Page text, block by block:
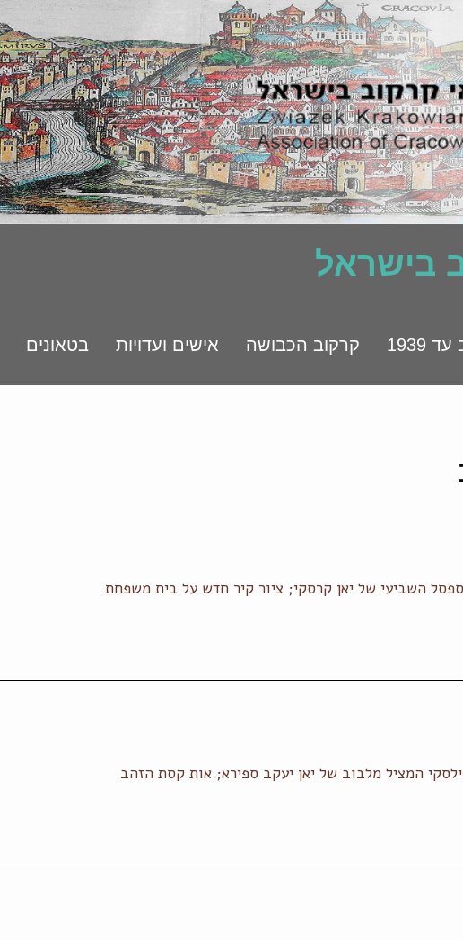
בישראל
1939 קרקוב הכבושה אישים ועדויות בטאונים
השביעי של יאן קרסקי; ציור קיר חדש על בית משפחת